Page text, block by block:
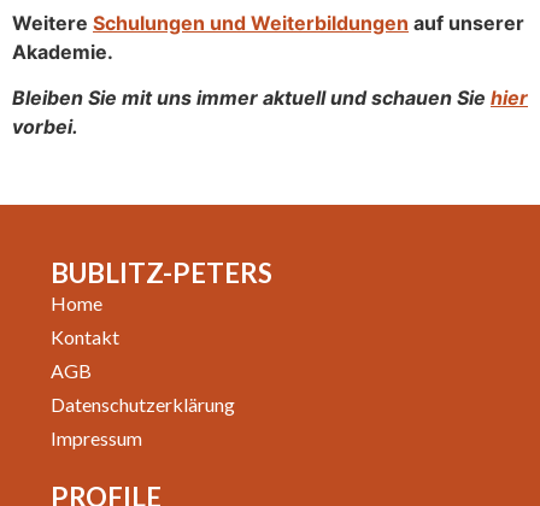
Weitere Schulungen und Weiterbildungen auf unserer
Akademie.
Bleiben Sie mit uns immer aktuell und schauen Sie hier
vorbei.
BUBLITZ-PETERS
Home
Kontakt
AGB
Datenschutzerklärung
Impressum
PROFILE